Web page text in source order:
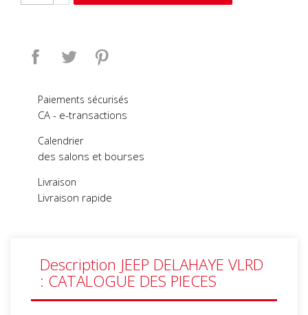
Partager Tweet
Paiements sécurisés
CA - e-transactions
Calendrier
des salons et bourses
Livraison
Livraison rapide
Description JEEP DELAHAYE VLRD
: CATALOGUE DES PIECES